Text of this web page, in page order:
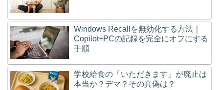
Windows Recallを無効化する方法｜
Copilot+PCの記録を完全にオフにする
手順
学校給食の「いただきます」が廃止は
本当か？デマ？その真偽は？